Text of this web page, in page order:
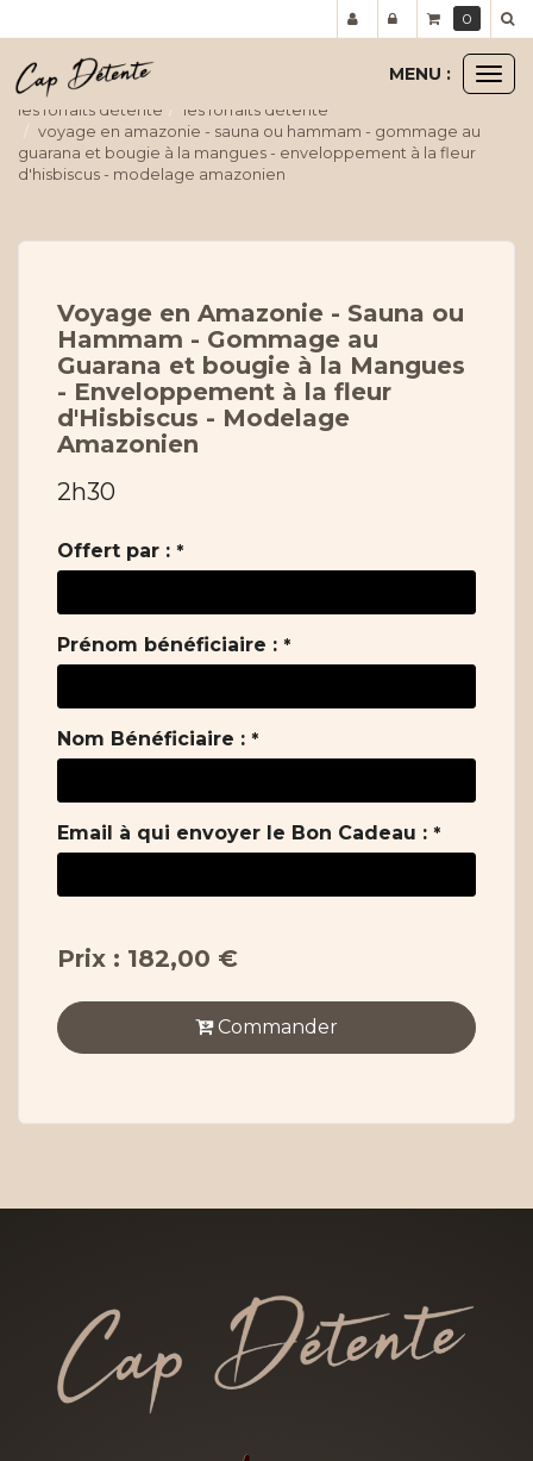
MENU :
les forfaits détente
les forfaits détente
voyage en amazonie - sauna ou hammam - gommage au
guarana et bougie à la mangues - enveloppement à la fleur
d'hisbiscus - modelage amazonien
Voyage en Amazonie - Sauna ou
Hammam - Gommage au
Guarana et bougie à la Mangues
- Enveloppement à la fleur
d'Hisbiscus - Modelage
Amazonien
2h30
Offert par : *
Prénom bénéficiaire : *
Nom Bénéficiaire : *
Email à qui envoyer le Bon Cadeau : *
Prix : 182,00 €
Commander
0